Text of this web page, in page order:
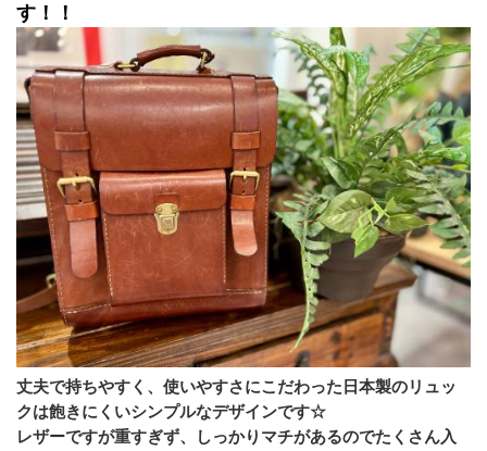
す！！
丈夫で持ちやすく、使いやすさにこだわった日本製のリュッ
クは飽きにくいシンプルなデザインです☆
レザーですが重すぎず、しっかりマチがあるのでたくさん入